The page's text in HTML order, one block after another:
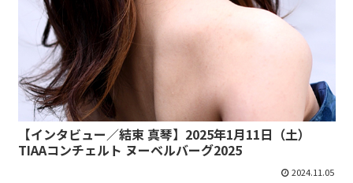
【インタビュー／結束 真琴】2025年1月11日（土）
TIAAコンチェルト ヌーベルバーグ2025
2024.11.05